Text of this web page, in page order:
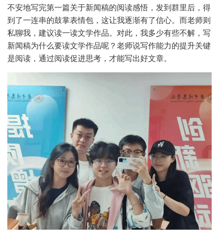
不安地写完第一篇关于新闻稿的阅读感悟，发到群里后，得
到了一连串的鼓掌表情包，这让我逐渐有了信心。而老师则
私聊我，建议读一读文学作品。对此，我多少有些不解，写
新闻稿为什么要读文学作品呢？老师说写作能力的提升关键
是阅读，通过阅读促进思考，才能写出好文章。